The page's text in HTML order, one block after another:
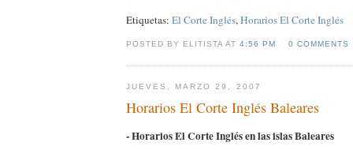
Etiquetas: El Corte Inglés,Horarios El Corte Inglés
POSTED BY ELITISTA AT4:56 PM 0 COMMENTS
JUEVES, MARZO 29, 2007
Horarios El Corte Inglés Baleares
- Horarios El Corte Inglés en las islas Baleares